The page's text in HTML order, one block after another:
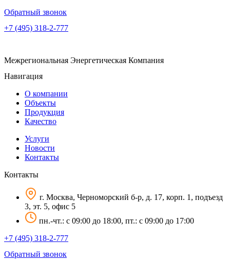
Обратный звонок
+7 (495) 318-2-777
Межрегиональная Энергетическая Компания
Навигация
О компании
Объекты
Продукция
Качество
Услуги
Новости
Контакты
Контакты
г. Москва, Черноморский б-р, д. 17, корп. 1, подъезд
3, эт. 5, офис 5
пн.-чт.: c 09:00 до 18:00, пт.: c 09:00 до 17:00
+7 (495) 318-2-777
Обратный звонок